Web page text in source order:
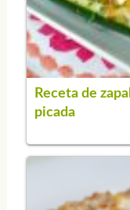
Receta de
picada